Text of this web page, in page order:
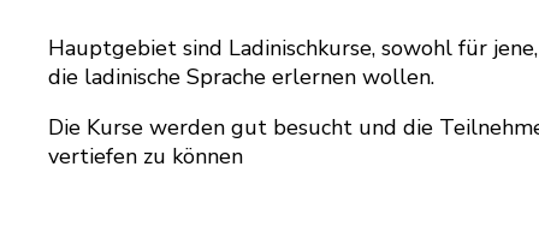
Hauptgebiet sind Ladinischkurse, sowohl für
die ladinische Sprache erlernen wollen.
Die Kurse werden gut besucht und die
vertiefen zu können